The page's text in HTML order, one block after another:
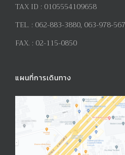
TAX ID : 0105554109658
TEL. : 062-883-3880, 063-978-
FAX. : 02-115-0850
แผนที่การเดินทาง